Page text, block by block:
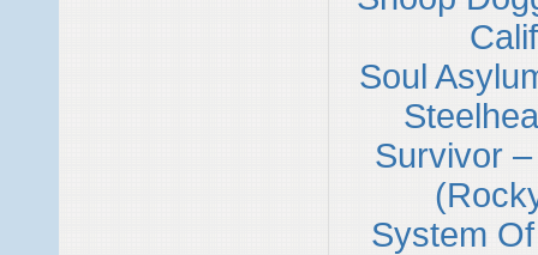
Soul
Survivor
System